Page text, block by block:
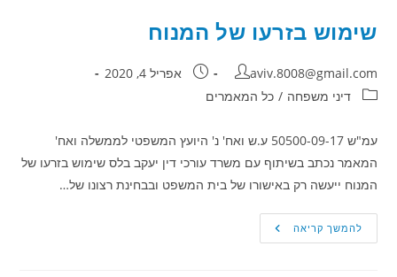
שימוש בזרעו של המנוח
מחבר:
aviv.8008@gmail.com פורסם:אפריל 4, 2020
קטגוריה:דיני משפחה / כל המאמרים
עמ"ש 50500-09-17 ע.ש ואח' נ' היועץ המשפטי לממשלה ואח'
המאמר נכתב בשיתוף עם משרד עורכי דין יעקב בלס שימוש בזרעו של
המנוח ייעשה רק באישורו של בית המשפט ובבחינת רצונו של…
להמשך קריאהשימוש
בזרעו